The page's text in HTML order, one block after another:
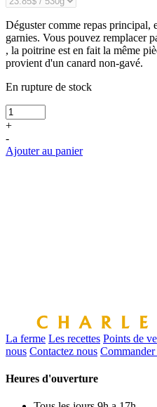
Déguster comme repas principal,
garnies. Vous pouvez remplacer
, la poitrine est en fait la même
provient d'un canard non-gavé.
En rupture de stock
+
-
Ajouter au panier
La ferme Les recettes Points de
nous Contactez nous
Heures d'ouverture